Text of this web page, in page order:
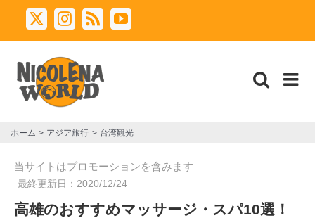
X Instagram
Rss YouTube
ホーム アジア旅行 台湾観光
当サイトはプロモーションを含みます
最終更新日： 2020/12/24
高雄のおすすめマッサージ・スパ10選！